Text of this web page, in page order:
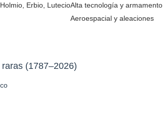
Erbio, LutecioAlta tecnología y armamento
Aeroespacial y aleaciones
(1787–2026)